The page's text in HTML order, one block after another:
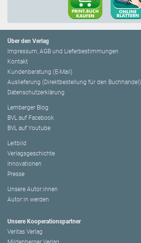
Über den Verlag
Impressum, AGB und Lieferbestimmungen
Kontakt
Kundenberatung (E-Mail)
Auslieferung (Direktbestellung für den Buchhandel)
Datenschutzerklärung
Lemberger Blog
BVL auf Facebook
BVL auf Youtube
Leitbild
Verlagsgeschichte
Innovationen
Presse
Unsere Autor:innen
Autor:in werden
Unsere Kooperationspartner
Veritas Verlag